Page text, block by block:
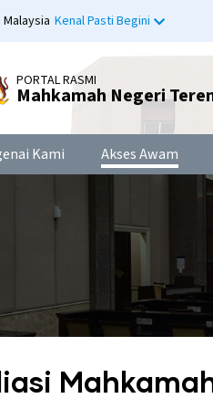
Kenal Pasti Begini
PORTAL RASMI
Mahkamah Negeri
Kami Akses Awam